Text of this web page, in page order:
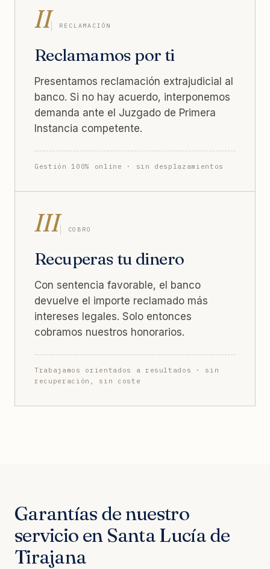
II RECLAMACIÓN
Reclamamos por ti
Presentamos reclamación extrajudicial al
banco. Si no hay acuerdo, interponemos
demanda ante el Juzgado de Primera
Instancia competente.
Gestión 100% online · sin desplazamientos
III COBRO
Recuperas tu dinero
Con sentencia favorable, el banco
devuelve el importe reclamado más
intereses legales. Solo entonces
cobramos nuestros honorarios.
Trabajamos orientados a resultados · sin
recuperación, sin coste
Garantías de nuestro
servicio en Santa Lucía de
Tirajana